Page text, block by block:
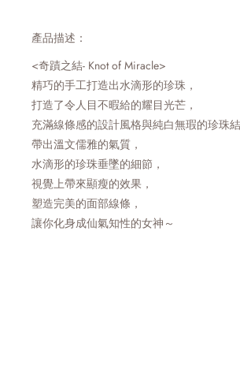
產品描述：
<奇蹟之結- Knot of Miracle>
精巧的手工打造出水滴形的珍珠，
打造了令人目不暇給的耀目光芒，
充滿線條感的設計風格與純白無瑕的珍珠結
帶出溫文儒雅的氣質，
水滴形的珍珠垂墜的細節，
視覺上帶來顯瘦的效果，
塑造完美的面部線條，
讓你化身成仙氣知性的女神～